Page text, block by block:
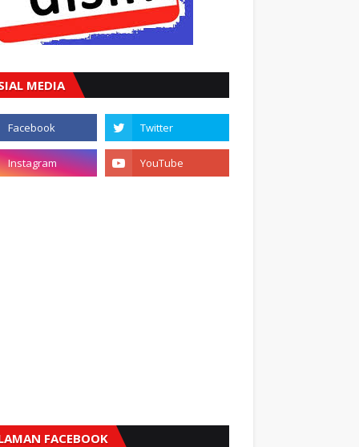
MEDIA
FACEBOOK